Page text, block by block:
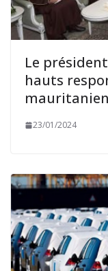
Le
hauts
23/01/2024